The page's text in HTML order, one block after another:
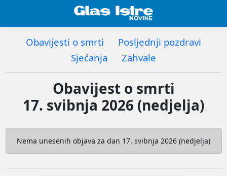
Obavijesti o smrti
Posljednji pozdravi
Sjećanja
Zahvale
Obavijest o smrti
17. svibnja 2026 (nedjelja)
Nema unesenih objava za dan 17. svibnja 2026 (nedjelja)